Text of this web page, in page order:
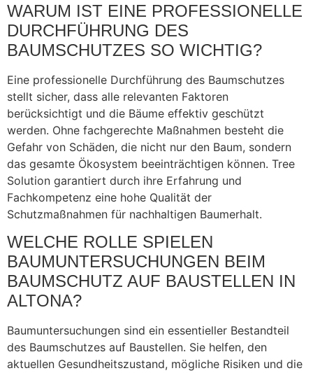
WARUM IST EINE PROFESSIONELLE
DURCHFÜHRUNG DES
BAUMSCHUTZES SO WICHTIG?
Eine professionelle Durchführung des Baumschutzes
stellt sicher, dass alle relevanten Faktoren
berücksichtigt und die Bäume effektiv geschützt
werden. Ohne fachgerechte Maßnahmen besteht die
Gefahr von Schäden, die nicht nur den Baum, sondern
das gesamte Ökosystem beeinträchtigen können. Tree
Solution garantiert durch ihre Erfahrung und
Fachkompetenz eine hohe Qualität der
Schutzmaßnahmen für nachhaltigen Baumerhalt.
WELCHE ROLLE SPIELEN
BAUMUNTERSUCHUNGEN BEIM
BAUMSCHUTZ AUF BAUSTELLEN IN
ALTONA?
Baumuntersuchungen sind ein essentieller Bestandteil
des Baumschutzes auf Baustellen. Sie helfen, den
aktuellen Gesundheitszustand, mögliche Risiken und die